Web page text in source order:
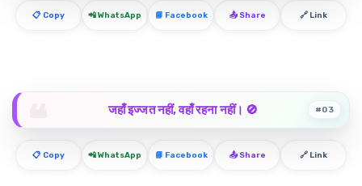
📋 Copy 📲 WhatsApp 📘 Facebook 📤 Share 🔗 Link
जहाँ इज्जत नहीं, वहाँ रहना नहीं। 🚫 #03
📋 Copy 📲 WhatsApp 📘 Facebook 📤 Share 🔗 Link